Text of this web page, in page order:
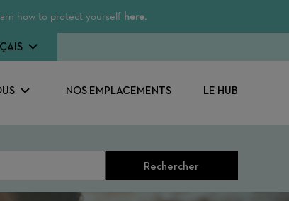
how to protect yourself here.
NOS EMPLACEMENTS LE HUB
Rechercher